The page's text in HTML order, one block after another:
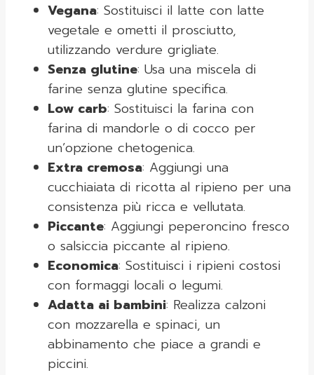
Vegana: Sostituisci il latte con latte
vegetale e ometti il prosciutto,
utilizzando verdure grigliate.
Senza glutine: Usa una miscela di
farine senza glutine specifica.
Low carb: Sostituisci la farina con
farina di mandorle o di cocco per
un’opzione chetogenica.
Extra cremosa: Aggiungi una
cucchiaiata di ricotta al ripieno per una
consistenza più ricca e vellutata.
Piccante: Aggiungi peperoncino fresco
o salsiccia piccante al ripieno.
Economica: Sostituisci i ripieni costosi
con formaggi locali o legumi.
Adatta ai bambini: Realizza calzoni
con mozzarella e spinaci, un
abbinamento che piace a grandi e
piccini.